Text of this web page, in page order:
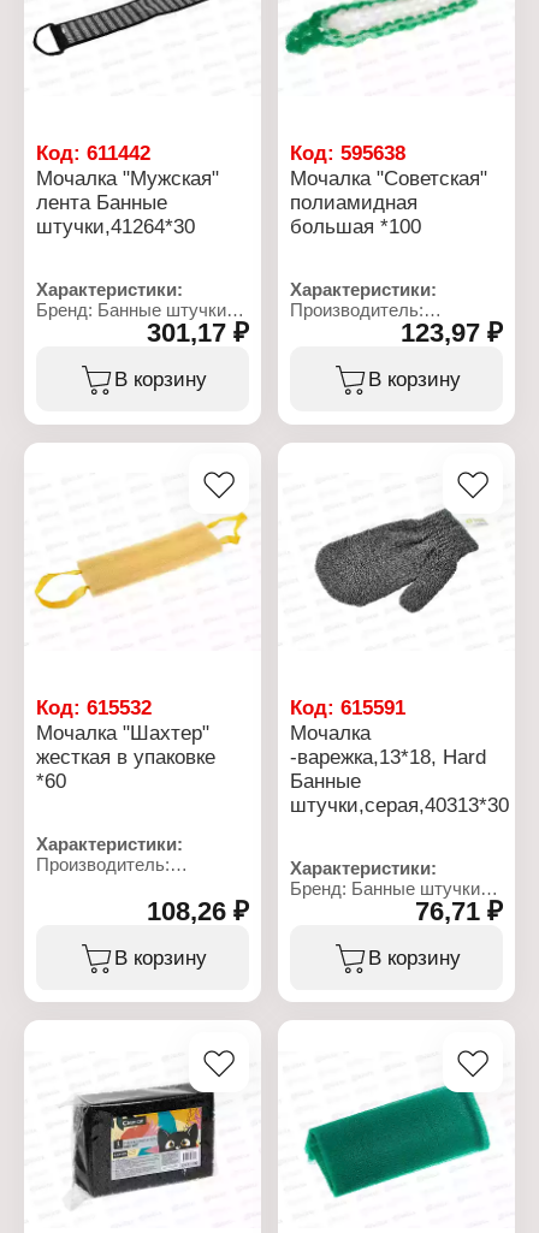
Код: 611442
Мочалка "Мужская"
лента Банные
штучки,41264*30
Характеристики:
Бренд: Банные штучки
Артикул: 41264
Тип товара: Мочалка для
Модель: "Мужская"
полипропилен, хлопок,
Цвет: черный
Степень жесткости:
жесткая
301,17 ₽
В корзину
Код:595638
Мочалка "Советская"
полиамидная
большая *100
Характеристики:
Производитель:
Тип товара: Мочалка для
Название: "Советская"
123,97 ₽
В корзину
Код: 615532
Мочалка "Шахтер"
жесткая в упаковке
*60
Характеристики:
Производитель:
Тип товара: Мочалка для
Название: "Шахтер"
Особенность: жесткая
полиэстер, капрон
Цвет: в ассортименте
108,26 ₽
В корзину
Код:615591
Мочалка
-варежка,13*18, Hard
Банные
штучки,серая,40313*30
Характеристики:
Бренд: Банные штучки
Артикул: 40313
Тип товара: Мочалка для
Вариация: варежка
76,71 ₽
В корзину